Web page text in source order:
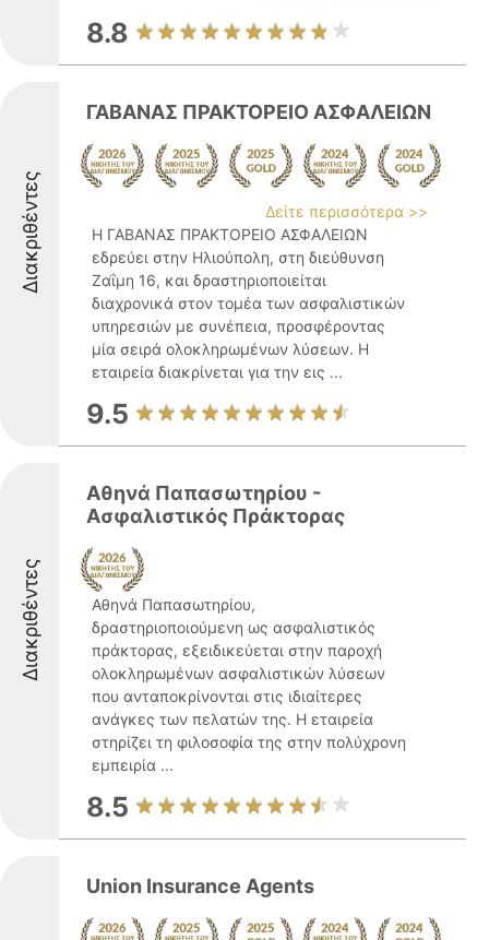
8.8
Διακριθέντες
ΓΑΒΑΝΑΣ ΠΡΑΚΤΟΡΕΙΟ ΑΣΦΑΛΕΙΩΝ
Δείτε περισσότερα >>
Η ΓΑΒΑΝΑΣ ΠΡΑΚΤΟΡΕΙΟ ΑΣΦΑΛΕΙΩΝ
εδρεύει στην Ηλιούπολη, στη διεύθυνση
Ζαΐμη 16, και δραστηριοποιείται
διαχρονικά στον τομέα των ασφαλιστικών
υπηρεσιών με συνέπεια, προσφέροντας
μία σειρά ολοκληρωμένων λύσεων. Η
εταιρεία διακρίνεται για την εις ...
9.5
Διακριθέντες
Αθηνά Παπασωτηρίου -
Ασφαλιστικός Πράκτορας
Αθηνά Παπασωτηρίου,
δραστηριοποιούμενη ως ασφαλιστικός
πράκτορας, εξειδικεύεται στην παροχή
ολοκληρωμένων ασφαλιστικών λύσεων
που ανταποκρίνονται στις ιδιαίτερες
ανάγκες των πελατών της. Η εταιρεία
στηρίζει τη φιλοσοφία της στην πολύχρονη
εμπειρία ...
8.5
Union Insurance Agents